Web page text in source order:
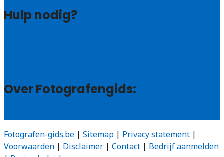
Hulp nodig?
Over Fotografengids:
Fotografen-gids.be | Sitemap | Privacy statement |
Voorwaarden | Disclaimer | Contact | Bedrijf aanmelden